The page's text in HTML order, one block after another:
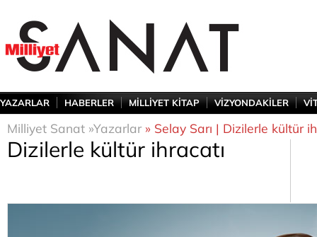
YAZARLAR HABERLER MİLLİYET KİTAP VİZYONDAKİLER
Milliyet Sanat »Yazarlar» Selay Sarı | Dizilerle kültür
Dizilerle kültür ihracatı